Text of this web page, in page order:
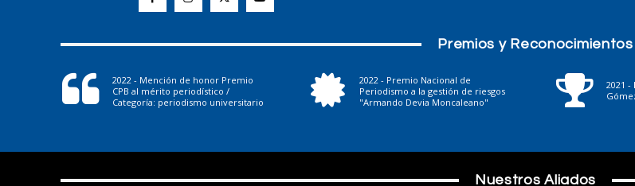
Premios y Reconocimientos
2022 - Mención de honor Premio
CPB al mérito periodístico /
Categoría: periodismo universitario
2022 - Premio Nacional de
Periodismo a la gestión de riesgos
"Armando Devia Moncaleano"
2021
Nuestros Aliados